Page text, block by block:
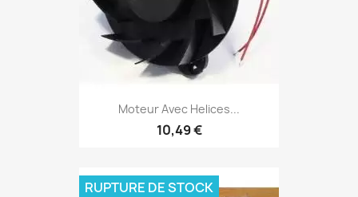
Moteur Avec Helices...
10,49 €
RUPTURE DE STOCK